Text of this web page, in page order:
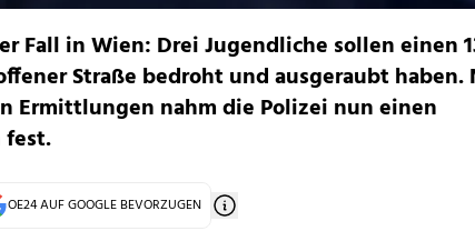
Fall in Wien: Drei Jugendliche sollen einen
Straße bedroht und ausgeraubt haben.
Ermittlungen nahm die Polizei nun einen
fest.
OE24 AUF GOOGLE BEVORZUGEN